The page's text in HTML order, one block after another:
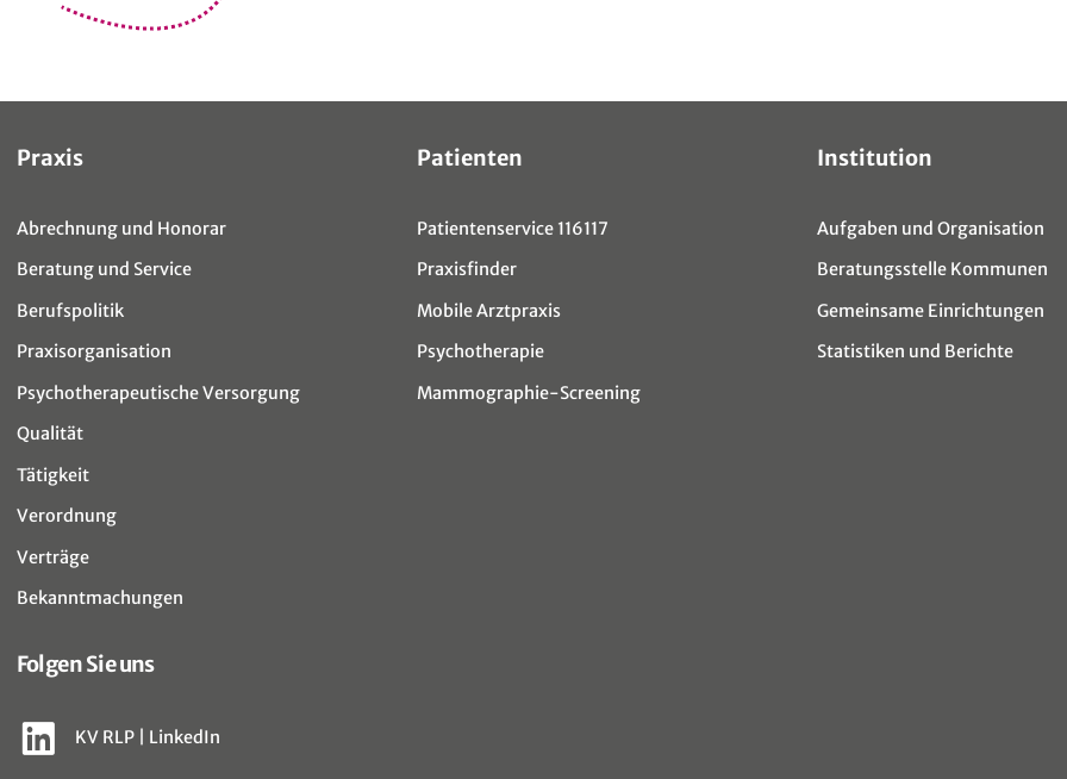
Sitemap
Praxis
Abrechnung und Honorar
Beratung und Service
Berufspolitik
Praxisorganisation
Psychotherapeutische Versorgung
Qualität
Tätigkeit
Verordnung
Verträge
Bekanntmachungen
Patienten
Patientenservice 116117
Praxisfinder
Mobile Arztpraxis
Psychotherapie
Mammographie-Screening
Institution
Aufgaben und Organisation
Beratungsstelle Kommunen
Gemeinsame Einrichtungen
Statistiken und Berichte
Folgen Sie uns
KV RLP | LinkedIn